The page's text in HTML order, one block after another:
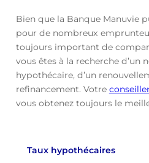
Bien que la Banque Manuvie
pour de nombreux
toujours important de
vous êtes à la recherche d’un
hypothécaire, d’un
refinancement. Votre
vous obtenez toujours le
Taux hypothécaires